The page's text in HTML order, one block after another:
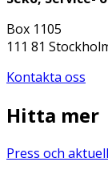
Box 1105
111 81
Kontakta oss
Hitta mer
Press och